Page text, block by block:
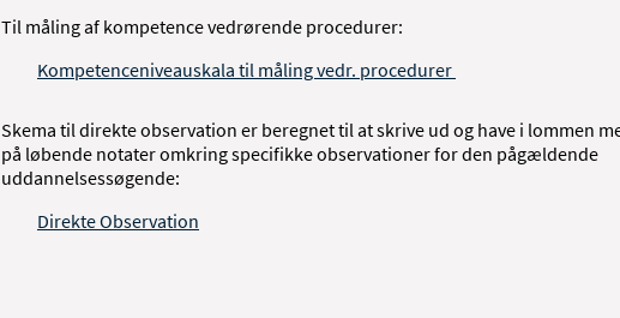
Til måling af kompetence vedrørende procedurer:
Kompetenceniveauskala til måling vedr. procedurer
Skema til direkte observation er beregnet til at skrive ud og have i lommen
på løbende notater omkring specifikke observationer for den pågældende
uddannelsessøgende:
Direkte Observation